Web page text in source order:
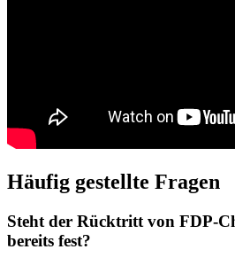
Häufig gestellte Fragen
Steht der Rücktritt von FDP-
bereits fest?